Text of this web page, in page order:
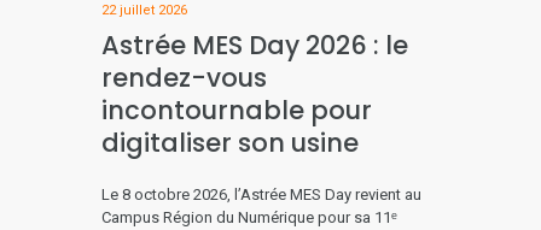
22 juillet 2026
Astrée MES Day 2026 : le
rendez-vous
incontournable pour
digitaliser son usine
Le 8 octobre 2026, l’Astrée MES Day revient au
Campus Région du Numérique pour sa 11ᵉ